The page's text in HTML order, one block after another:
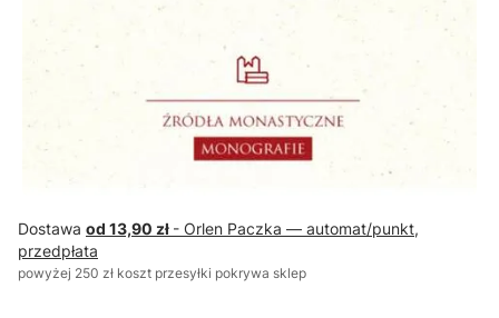
Dostawa od 13,90 zł - Orlen Paczka — automat/punkt,
przedpłata
powyżej 250 zł koszt przesyłki pokrywa sklep